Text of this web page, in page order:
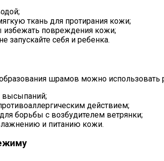
ткань для протирания кожи;
избежать повреждения кожи;
запускайте себя и ребенка.
шрамов можно использовать
высыпаний;
действием;
борьбы с возбудителем ветрянки;
и питанию кожи.